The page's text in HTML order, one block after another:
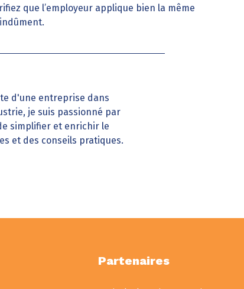
que l’employeur applique bien la même
d'une entreprise dans
je suis passionné par
simplifier et enrichir le
et des conseils pratiques.
Partenaires